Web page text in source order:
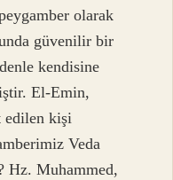
olarak
güvenilir bir
kendisine
El-Emin,
edilen kişi
Veda
Hz. Muhammed,